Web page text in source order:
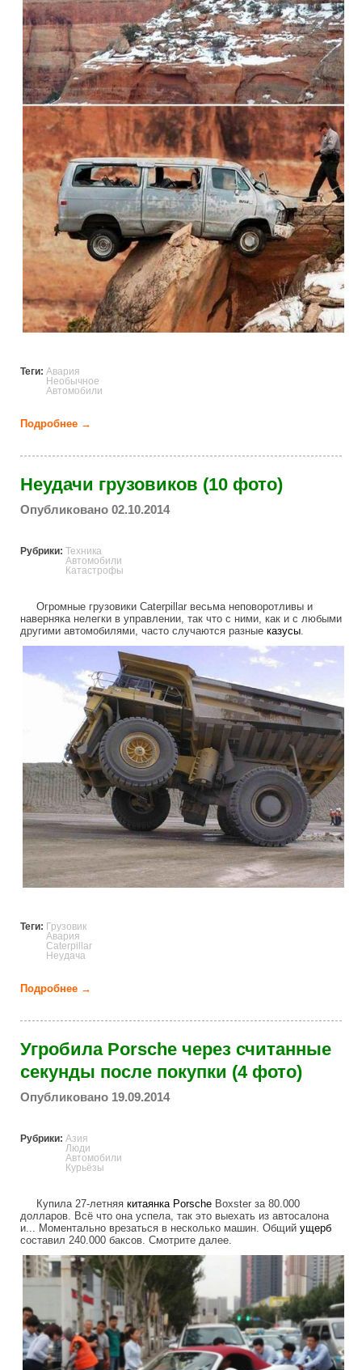
Теги: Авария
Необычное
Автомобили
Подробнее →
Неудачи грузовиков (10 фото)
Опубликовано 02.10.2014
Рубрики:
Техника
Автомобили
Катастрофы
Огромные грузовики Caterpillar весьма неповоротливы и
наверняка нелегки в управлении, так что с ними, как и с любыми
другими автомобилями, часто случаются разные казусы.
caterlillar_truck_fail.jpg
Теги: Грузовик
Авария
Caterpillar
Неудача
Подробнее →
Угробила Porsche через считанные
секунды после покупки (4 фото)
Опубликовано 19.09.2014
Рубрики: Азия
Люди
Автомобили
Курьёзы
Купила 27-летняя китаянка Porsche Boxster за 80.000
долларов. Всё что она успела, так это выехать из автосалона
и... Моментально врезаться в несколько машин. Общий ущерб
составил 240.000 баксов. Смотрите далее.